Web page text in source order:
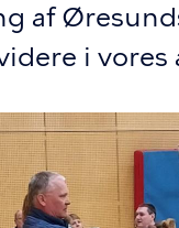
af
i vores